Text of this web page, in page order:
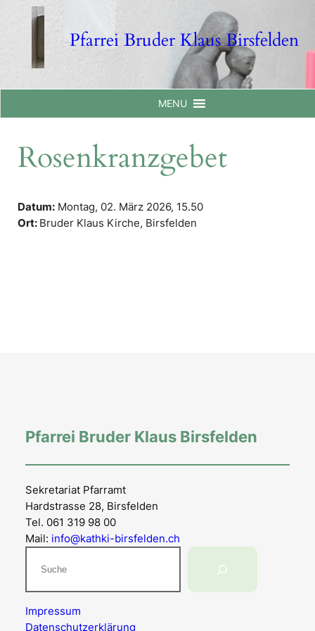
Pfarrei Bruder Klaus Birsfelden
MENU
Rosenkranzgebet
Datum: Montag, 02. März 2026, 15.50
Ort: Bruder Klaus Kirche, Birsfelden
Pfarrei Bruder Klaus Birsfelden
Sekretariat Pfarramt
Hardstrasse 28, Birsfelden
Tel. 061 319 98 00
Mail: info@kathki-birsfelden.ch
Impressum
Datenschutzerklärung